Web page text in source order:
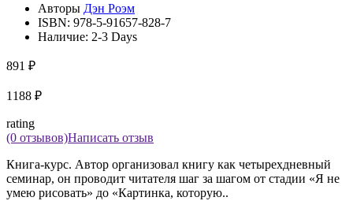
Авторы Дэн Роэм
ISBN: 978-5-91657-828-7
Наличие: 2-3 Days
891 ₽
1188 ₽
rating
(0 отзывов)Написать отзыв
Книга-курс. Автор организовал книгу как четырехдневный
семинар, он проводит читателя шаг за шагом от стадии «Я не
умею рисовать» до «Картинка, которую..